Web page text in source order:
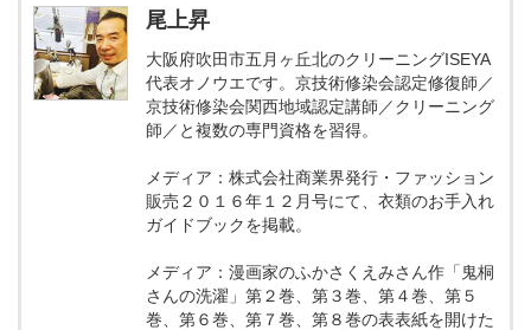
尾上昇
大阪府吹田市五月ヶ丘北のクリーニングISEYA
代表オノウエです。京技術修染会認定修復師／
京技術修染会関西地域認定講師／クリーニング
師／と複数の専門資格を習得。
メディア：株式会社商業界発行・ファッション
販売２０１６年１２月号にて、衣類のお手入れ
ガイドブックを掲載。
メディア：漫画家のふかさくえみさん作「鬼桐
さんの洗濯」第２巻、第３巻、第４巻、第５
巻、第６巻、第７巻、第８巻の表表紙を開けた